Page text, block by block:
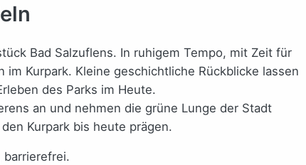
Bad Salzuflens. In ruhigem Tempo, mit Zeit für
Kurpark. Kleine geschichtliche Rückblicke lassen
des Parks im Heute.
an und nehmen die grüne Lunge der Stadt
Kurpark bis heute prägen.
barrierefrei.